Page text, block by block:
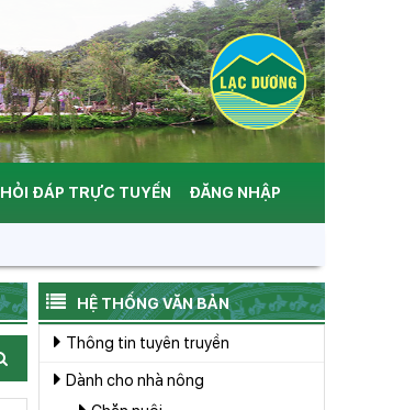
HỎI ĐÁP TRỰC TUYẾN ĐĂNG NHẬP
HỆ THỐNG VĂN BẢN
Thông tin tuyên truyền
Dành cho nhà nông